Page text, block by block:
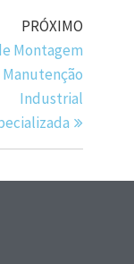
PRÓXIMO
Montagem
Manutenção
Industrial